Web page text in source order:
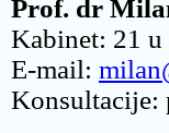
Prof. dr
Kabinet: 21
E-mail:
Konsultacije: